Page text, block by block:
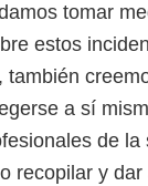
tomar
estos
a sí
de la
recopilar y